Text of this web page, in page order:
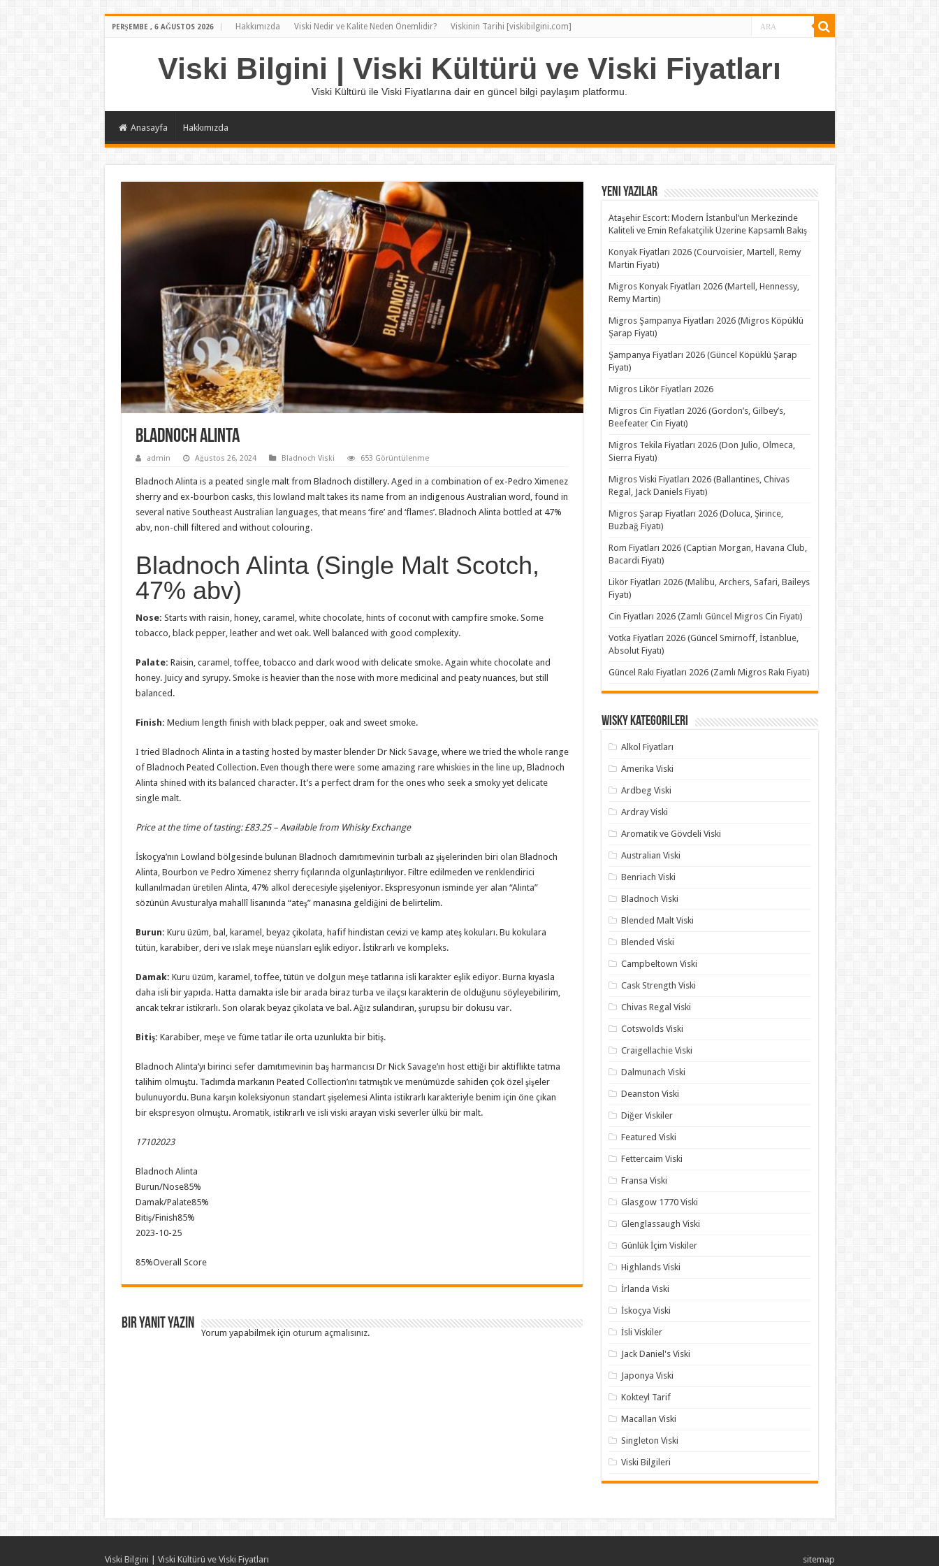
PERŞEMBE , 6 AĞUSTOS 2026 Hakkımızda Viski Nedir ve Kalite Neden Önemlidir? Viskinin Tarihi [viskibilgini.com]
Viski Bilgini | Viski Kültürü ve Viski Fiyatları
Viski Kültürü ile Viski Fiyatlarına dair en güncel bilgi paylaşım platformu.
Anasayfa Hakkımızda
Bladnoch Alinta
admin Ağustos 26, 2024 Bladnoch Viski 653 Görüntülenme
Bladnoch Alinta is a peated single malt from Bladnoch distillery. Aged in a combination of ex-Pedro Ximenez
sherry and ex-bourbon casks, this lowland malt takes its name from an indigenous Australian word, found in
several native Southeast Australian languages, that means ‘fire’ and ‘flames’. Bladnoch Alinta bottled at 47%
abv, non-chill filtered and without colouring.
Bladnoch Alinta (Single Malt Scotch,
47% abv)
Nose: Starts with raisin, honey, caramel, white chocolate, hints of coconut with campfire smoke. Some
tobacco, black pepper, leather and wet oak. Well balanced with good complexity.
Palate: Raisin, caramel, toffee, tobacco and dark wood with delicate smoke. Again white chocolate and
honey. Juicy and syrupy. Smoke is heavier than the nose with more medicinal and peaty nuances, but still
balanced.
Finish: Medium length finish with black pepper, oak and sweet smoke.
I tried Bladnoch Alinta in a tasting hosted by master blender Dr Nick Savage, where we tried the whole range
of Bladnoch Peated Collection. Even though there were some amazing rare whiskies in the line up, Bladnoch
Alinta shined with its balanced character. It’s a perfect dram for the ones who seek a smoky yet delicate
single malt.
Price at the time of tasting: £83.25 – Available from Whisky Exchange
İskoçya’nın Lowland bölgesinde bulunan Bladnoch damıtımevinin turbalı az şişelerinden biri olan Bladnoch
Alinta, Bourbon ve Pedro Ximenez sherry fıçılarında olgunlaştırılıyor. Filtre edilmeden ve renklendirici
kullanılmadan üretilen Alinta, 47% alkol derecesiyle şişeleniyor. Ekspresyonun isminde yer alan “Alinta”
sözünün Avusturalya mahallî lisanında “ateş” manasına geldiğini de belirtelim.
Burun: Kuru üzüm, bal, karamel, beyaz çikolata, hafif hindistan cevizi ve kamp ateş kokuları. Bu kokulara
tütün, karabiber, deri ve ıslak meşe nüansları eşlik ediyor. İstikrarlı ve kompleks.
Damak: Kuru üzüm, karamel, toffee, tütün ve dolgun meşe tatlarına isli karakter eşlik ediyor. Burna kıyasla
daha isli bir yapıda. Hatta damakta isle bir arada biraz turba ve ilaçsı karakterin de olduğunu söyleyebilirim,
ancak tekrar istikrarlı. Son olarak beyaz çikolata ve bal. Ağız sulandıran, şurupsu bir dokusu var.
Bitiş: Karabiber, meşe ve füme tatlar ile orta uzunlukta bir bitiş.
Bladnoch Alinta’yı birinci sefer damıtımevinin baş harmancısı Dr Nick Savage’ın host ettiği bir aktiflikte tatma
talihim olmuştu. Tadımda markanın Peated Collection’ını tatmıştık ve menümüzde sahiden çok özel şişeler
bulunuyordu. Buna karşın koleksiyonun standart şişelemesi Alinta istikrarlı karakteriyle benim için öne çıkan
bir ekspresyon olmuştu. Aromatik, istikrarlı ve isli viski arayan viski severler ülkü bir malt.
17102023
Bladnoch Alinta
Burun/Nose85%
Damak/Palate85%
Bitiş/Finish85%
2023-10-25
85%Overall Score
Bir yanıt yazın
Yorum yapabilmek için oturum açmalısınız.
Yeni Yazılar
Ataşehir Escort: Modern İstanbul’un Merkezinde
Kaliteli ve Emin Refakatçilik Üzerine Kapsamlı Bakış
Konyak Fiyatları 2026 (Courvoisier, Martell, Remy
Martin Fiyatı)
Migros Konyak Fiyatları 2026 (Martell, Hennessy,
Remy Martin)
Migros Şampanya Fiyatları 2026 (Migros Köpüklü
Şarap Fiyatı)
Şampanya Fiyatları 2026 (Güncel Köpüklü Şarap
Fiyatı)
Migros Likör Fiyatları 2026
Migros Cin Fiyatları 2026 (Gordon’s, Gilbey’s,
Beefeater Cin Fiyatı)
Migros Tekila Fiyatları 2026 (Don Julio, Olmeca,
Sierra Fiyatı)
Migros Viski Fiyatları 2026 (Ballantines, Chivas
Regal, Jack Daniels Fiyatı)
Migros Şarap Fiyatları 2026 (Doluca, Şirince,
Buzbağ Fiyatı)
Rom Fiyatları 2026 (Captian Morgan, Havana Club,
Bacardi Fiyatı)
Likör Fiyatları 2026 (Malibu, Archers, Safari, Baileys
Fiyatı)
Cin Fiyatları 2026 (Zamlı Güncel Migros Cin Fiyatı)
Votka Fiyatları 2026 (Güncel Smirnoff, İstanblue,
Absolut Fiyatı)
Güncel Rakı Fiyatları 2026 (Zamlı Migros Rakı Fiyatı)
Wisky Kategorileri
Alkol Fiyatları
Amerika Viski
Ardbeg Viski
Ardray Viski
Aromatik ve Gövdeli Viski
Australian Viski
Benriach Viski
Bladnoch Viski
Blended Malt Viski
Blended Viski
Campbeltown Viski
Cask Strength Viski
Chivas Regal Viski
Cotswolds Viski
Craigellachie Viski
Dalmunach Viski
Deanston Viski
Diğer Viskiler
Featured Viski
Fettercaim Viski
Fransa Viski
Glasgow 1770 Viski
Glenglassaugh Viski
Günlük İçim Viskiler
Highlands Viski
İrlanda Viski
İskoçya Viski
İsli Viskiler
Jack Daniel's Viski
Japonya Viski
Kokteyl Tarif
Macallan Viski
Singleton Viski
Viski Bilgileri
sitemap
Viski Bilgini | Viski Kültürü ve Viski Fiyatları